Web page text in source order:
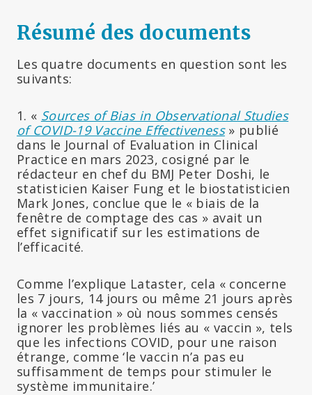
Résumé des documents
Les quatre documents en question sont les
suivants:
1. « Sources of Bias in Observational Studies
of COVID-19 Vaccine Effectiveness» publié
dans le Journal of Evaluation in Clinical
Practice en mars 2023, cosigné par le
rédacteur en chef du BMJ Peter Doshi, le
statisticien Kaiser Fung et le biostatisticien
Mark Jones, conclue que le « biais de la
fenêtre de comptage des cas » avait un
effet significatif sur les estimations de
l’efficacité.
Comme l’explique Lataster, cela « concerne
les 7 jours, 14 jours ou même 21 jours après
la « vaccination » où nous sommes censés
ignorer les problèmes liés au « vaccin », tels
que les infections COVID, pour une raison
étrange, comme ‘le vaccin n’a pas eu
suffisamment de temps pour stimuler le
système immunitaire.’